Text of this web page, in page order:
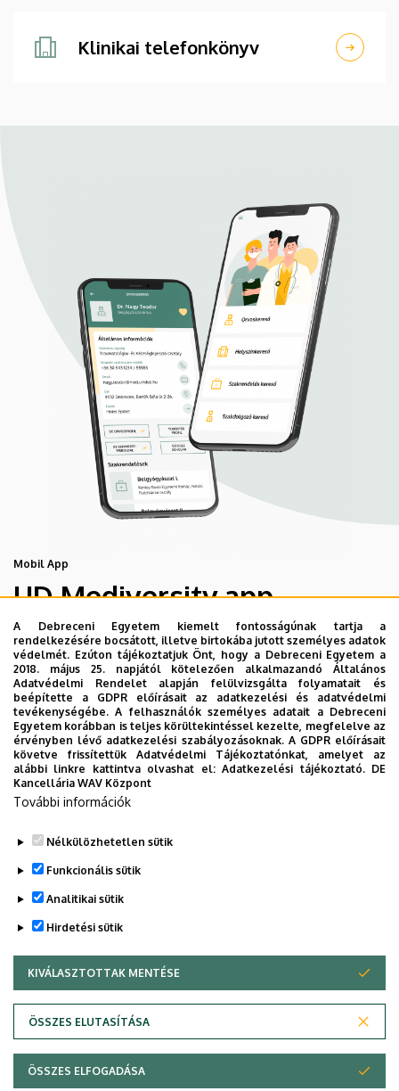
Klinikai telefonkönyv
Mobil App
UD Mediversity app
Az UD Mediversity mobilalkalmazás a Debreceni Egyetem
előremutató fejlesztése, melynek célja, hogy a betegek
és a hozzátartozók egyszerűen, gyorsan
eligazodhassanak a Klinikai Központ szolgáltatásai
között, mert az Ön egészsége a mi prioritásunk. A
Debreceni Egyetem egészségügyi ellátáskereső
alkalmazása lehetővé teszi felhasználói számára az
egyetem egészségügyi információihoz való naprakész
TOVÁBBI INFORMÁCIÓK
Adatvédelem
A Debreceni Egyetem kiemelt fontosságúnak tartja a
rendelkezésére bocsátott, illetve birtokába jutott személyes adatok
védelmét. Ezúton tájékoztatjuk Önt, hogy a Debreceni Egyetem a
2018. május 25. napjától kötelezően alkalmazandó Általános
Adatvédelmi Rendelet alapján felülvizsgálta folyamatait és
beépítette a GDPR előírásait az adatkezelési és adatvédelmi
tevékenységébe. A felhasználók személyes adatait a Debreceni
Egyetem korábban is teljes körültekintéssel kezelte, megfelelve az
érvényben lévő adatkezelési szabályozásoknak. A GDPR előírásait
követve frissítettük Adatvédelmi Tájékoztatónkat, amelyet az
alábbi linkre kattintva olvashat el:Adatkezelési tájékoztató. DE
Kancellária WAV Központ
További információk
Nélkülözhetetlen sütik
Funkcionális sütik
Analitikai sütik
Hirdetési sütik
KIVÁLASZTOTTAK MENTÉSE
ÖSSZES ELUTASÍTÁSA
WITHDRAW CONSENT
ÖSSZES ELFOGADÁSA